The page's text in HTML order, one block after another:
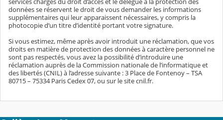
données se réservent le droit de vous demander les informations
supplémentaires qui leur apparaissent nécessaires, y compris la
photocopie d’un titre d’identité portant votre signature.
Si vous estimez, même après avoir introduit une réclamation, que vos
droits en matière de protection des données à caractère personnel ne
sont pas respectés, vous avez la possibilité d’introduire une
réclamation auprès de la Commission nationale de l’informatique et
des libertés (CNIL) à l’adresse suivante : 3 Place de Fontenoy – TSA
80715 – 75334 Paris Cedex 07, ou sur le site cnil.fr.